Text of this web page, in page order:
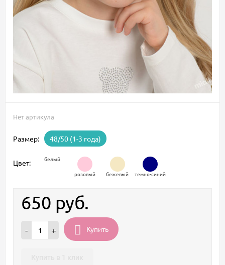
Нет артикула
Размер: 48/50 (1-3 года)
Цвет:
белый
розовый
бежевый темно-синий
650 руб.
- + Купить